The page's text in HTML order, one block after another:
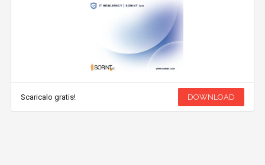
Scaricalo gratis! DOWNLOAD